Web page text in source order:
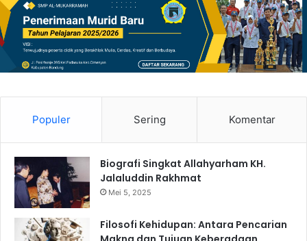
Populer Sering Komentar
Biografi Singkat Allahyarham KH.
Jalaluddin Rakhmat
Mei 5, 2025
Filosofi Kehidupan: Antara Pencarian